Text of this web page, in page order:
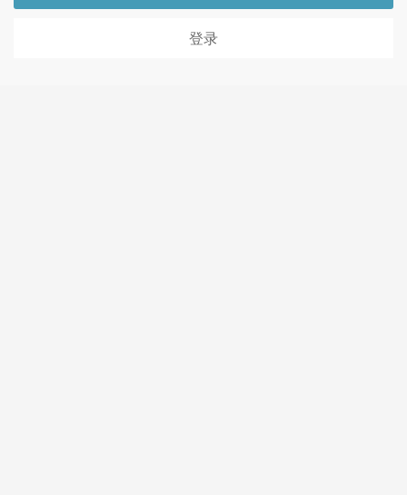
登录